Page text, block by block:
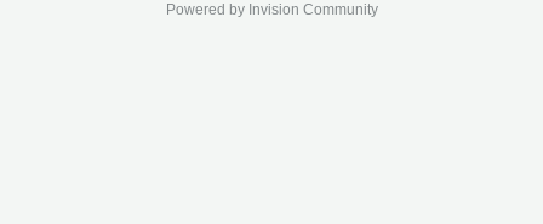
Powered by Invision Community